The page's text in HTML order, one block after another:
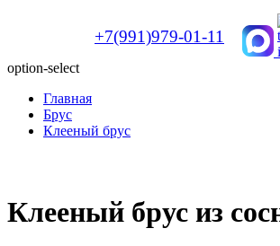
+7(991)979-01-11
option-select
Главная
Брус
Клееный брус
Клееный брус из